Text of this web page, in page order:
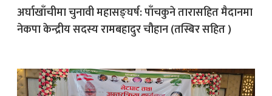
अर्घाखाँचीमा चुनावी महासङ्घर्ष: पाँचकुने तारासहित मैदानमा
नेकपा केन्द्रीय सदस्य रामबहादुर चौहान (तस्बिर सहित )